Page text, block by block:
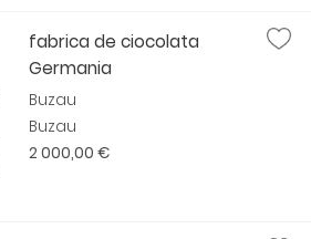
fabrica de ciocolata
Germania
Buzau
Buzau
2 000,00 €